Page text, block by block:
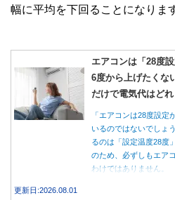
幅に平均を下回ることになりま
エアコンは「28度
6度から上げたくな
だけで電気代はど
「エアコンは28度設定
いるのではないでしょ
るのは「設定温度28度
のため、必ずしもエア
わけではありません。
更新日:2026.08.01